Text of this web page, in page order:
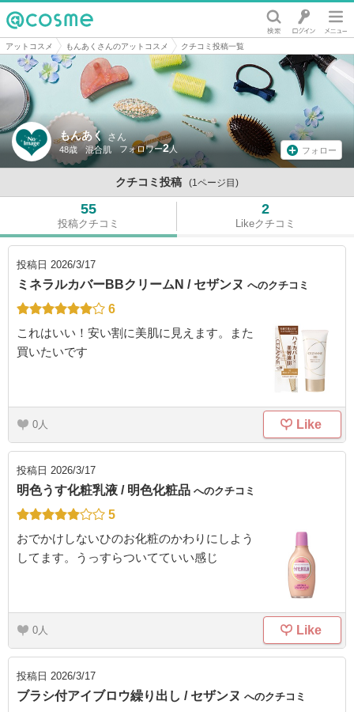
@cosme
アットコスメ もんあくさんのアットコスメ クチコミ投稿一覧
もんあく さん
48歳 混合肌 2 フォロー
クチコミ投稿 (1ページ目)
55
投稿クチコミ
2
Likeクチコミ
投稿日 2026/3/17
ミネラルカバーBBクリームN / セザンヌ へのクチコミ
6
これはいい！安い割に美肌に見えます。また
買いたいです
0 Like
投稿日 2026/3/17
明色うす化粧乳液 / 明色化粧品 へのクチコミ
5
おでかけしないひのお化粧のかわりにしよう
してます。うっすらついてていい感じ
0 Like
投稿日 2026/3/17
ブラシ付アイブロウ繰り出し / セザンヌ へのクチコミ